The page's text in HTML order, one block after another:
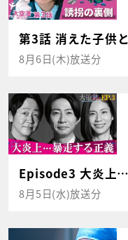
第3話 消えた子供
8月6日(木)放送分
Episode3 大炎上
8月5日(水)放送分